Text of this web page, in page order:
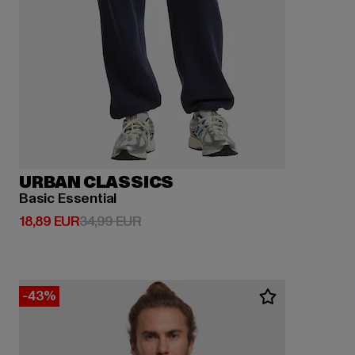
URBAN CLASSICS
Basic Essential
18,89 EUR
Derzeitiger Preis: 18,89 EUR
34,99 EURAktionspreis: 34,99 EUR
-43%